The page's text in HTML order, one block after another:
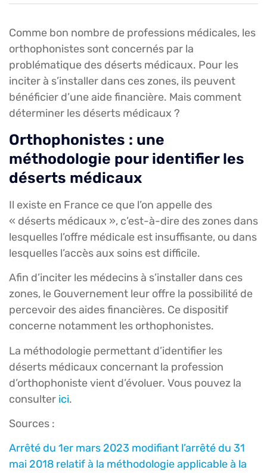
Comme bon nombre de professions médicales, les
orthophonistes sont concernés par la
problématique des déserts médicaux. Pour les
inciter à s’installer dans ces zones, ils peuvent
bénéficier d’une aide financière. Mais comment
déterminer les déserts médicaux ?
Orthophonistes : une
méthodologie pour identifier les
déserts médicaux
Il existe en France ce que l’on appelle des
« déserts médicaux », c’est-à-dire des zones dans
lesquelles l’offre médicale est insuffisante, ou dans
lesquelles l’accès aux soins est difficile.
Afin d’inciter les médecins à s’installer dans ces
zones, le Gouvernement leur offre la possibilité de
percevoir des aides financières. Ce dispositif
concerne notamment les orthophonistes.
La méthodologie permettant d’identifier les
déserts médicaux concernant la profession
d’orthophoniste vient d’évoluer. Vous pouvez la
consulter ici.
Sources :
Arrêté du 1er mars 2023 modifiant l’arrêté du 31
mai 2018 relatif à la méthodologie applicable à la